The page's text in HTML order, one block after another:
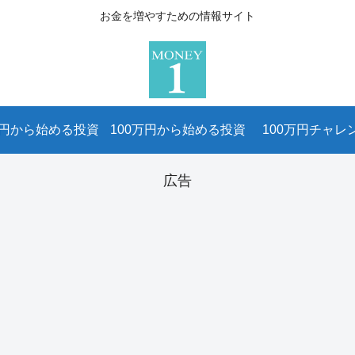
お金を増やすための情報サイト
から始める投資 100万円から始める投資 100万円チャレ
広告